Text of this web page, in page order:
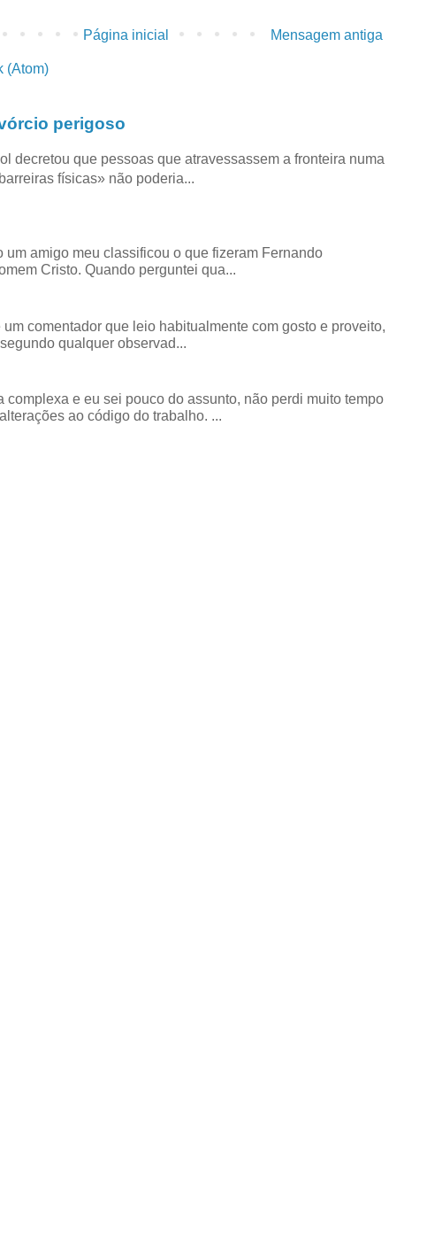
Mensagem antiga
Página inicial
(Atom)
perigoso
decretou que pessoas que atravessassem a fronteira numa
físicas» não poderia...
um amigo meu classificou o que fizeram Fernando
Cristo. Quando perguntei qua...
um comentador que leio habitualmente com gosto e proveito,
qualquer observad...
complexa e eu sei pouco do assunto, não perdi muito tempo
ao código do trabalho. ...